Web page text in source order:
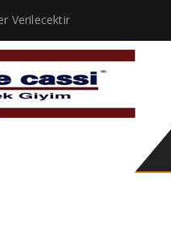
Verilecektir